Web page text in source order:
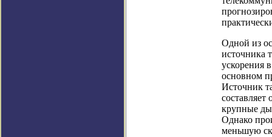
Одной из
источника
ускорения
основном
Источник
крупные
Однако
меньшую